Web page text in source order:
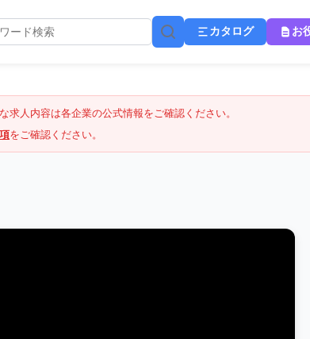
カタログ お
人内容は各企業の公式情報をご確認ください。
をご確認ください。